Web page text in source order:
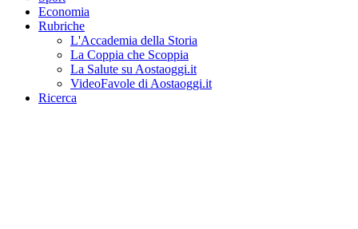
Economia
Rubriche
L'Accademia della Storia
La Coppia che Scoppia
La Salute su Aostaoggi.it
VideoFavole di Aostaoggi.it
Ricerca